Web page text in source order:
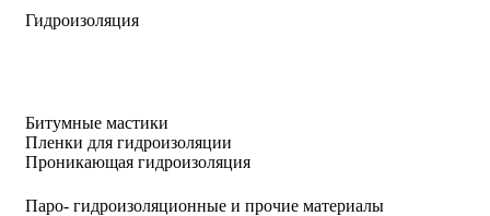
Гидроизоляция
Битумные мастики
Пленки для гидроизоляции
Проникающая гидроизоляция
Паро- гидроизоляционные и прочие материалы